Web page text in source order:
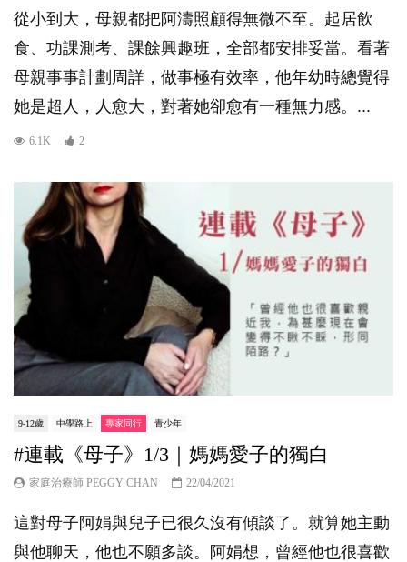
從小到大，母親都把阿濤照顧得無微不至。起居飲
食、功課測考、課餘興趣班，全部都安排妥當。看著
母親事事計劃周詳，做事極有效率，他年幼時總覺得
她是超人，人愈大，對著她卻愈有一種無力感。...
6.1K 2
9-12歲 中學路上 專家同行 青少年
#連載《母子》1/3｜媽媽愛子的獨白
家庭治療師 PEGGY CHAN 22/04/2021
這對母子阿娟與兒子已很久沒有傾談了。就算她主動
與他聊天，他也不願多談。阿娟想，曾經他也很喜歡